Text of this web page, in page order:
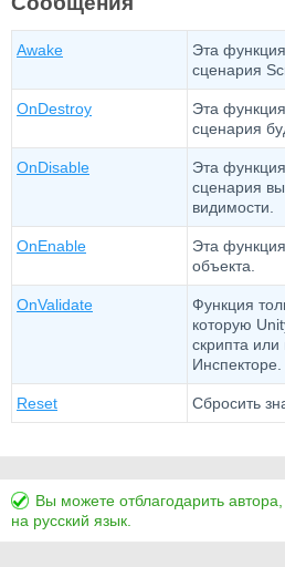
Awake
Эта
сценария
OnDestroy
Эта
сценария
OnDisable
Эта
сценария
видимости.
OnEnable
Эта
объекта.
OnValidate
Функция
которую
скрипта
Инспекторе.
Reset Сбросить
Вы можете отблагодарить
на русский язык.